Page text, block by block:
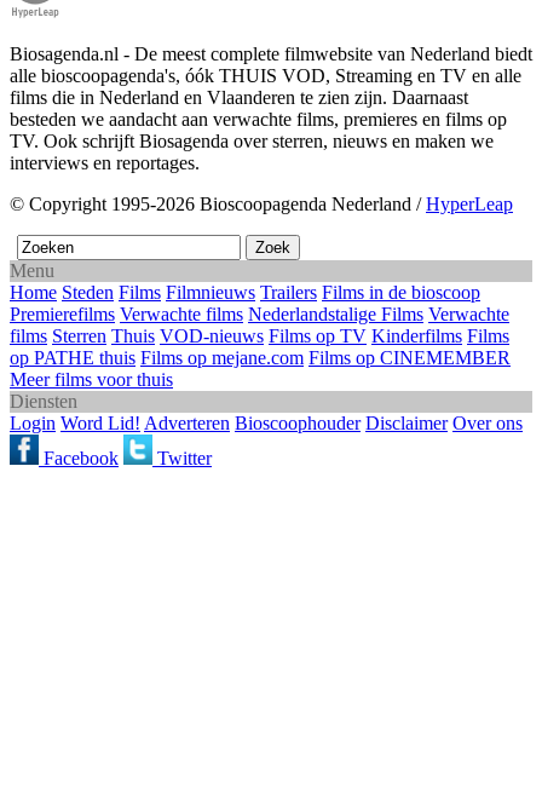
Biosagenda.nl - De meest complete filmwebsite van Nederland biedt
alle bioscoopagenda's, óók THUIS VOD, Streaming en TV en alle
films die in Nederland en Vlaanderen te zien zijn. Daarnaast
besteden we aandacht aan verwachte films, premieres en films op
TV. Ook schrijft Biosagenda over sterren, nieuws en maken we
interviews en reportages.
© Copyright 1995-2026 Bioscoopagenda Nederland /HyperLeap
Menu
Home Steden Films Filmnieuws Trailers Films in de bioscoop
Premierefilms Verwachte films Nederlandstalige Films Verwachte
films Sterren Thuis VOD-nieuws Films op TV Kinderfilms Films
op PATHE thuis Films op mejane.com Films op CINEMEMBER
Meer films voor thuis
Diensten
Login Word Lid! Adverteren Bioscoophouder Disclaimer Over ons
Facebook
Twitter